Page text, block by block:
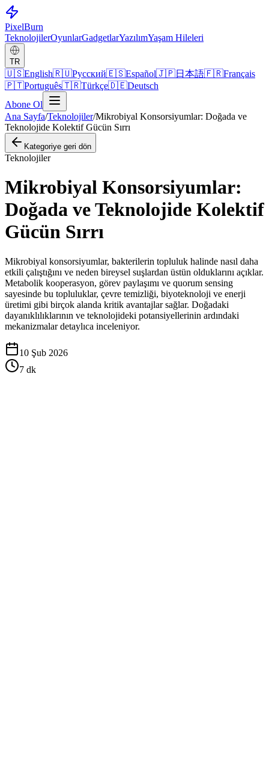
PixelBurn
TeknolojilerOyunlarGadgetlarYazılımYaşam Hileleri
TR
🇺🇸English🇷🇺Русский🇪🇸Español🇯🇵日本語🇫🇷Français
🇵🇹Português🇹🇷Türkçe🇩🇪Deutsch
Abone Ol
Ana Sayfa/Teknolojiler/Mikrobiyal Konsorsiyumlar: Doğada ve
Teknolojide Kolektif Gücün Sırrı
Kategoriye geri dön
Teknolojiler
Mikrobiyal Konsorsiyumlar:
Doğada ve Teknolojide Kolektif
Gücün Sırrı
Mikrobiyal konsorsiyumlar, bakterilerin topluluk halinde nasıl daha
etkili çalıştığını ve neden bireysel suşlardan üstün olduklarını açıklar.
Metabolik kooperasyon, görev paylaşımı ve quorum sensing
sayesinde bu topluluklar, çevre temizliği, biyoteknoloji ve enerji
üretimi gibi birçok alanda kritik avantajlar sağlar. Doğadaki
dayanıklılıklarının ve teknolojideki potansiyellerinin ardındaki
mekanizmalar detaylıca inceleniyor.
10 Şub 2026
7 dk